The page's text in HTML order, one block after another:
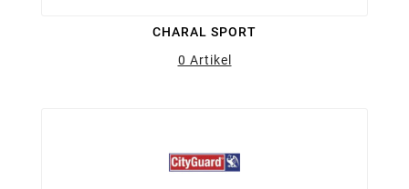
CHARAL SPORT
0 Artikel